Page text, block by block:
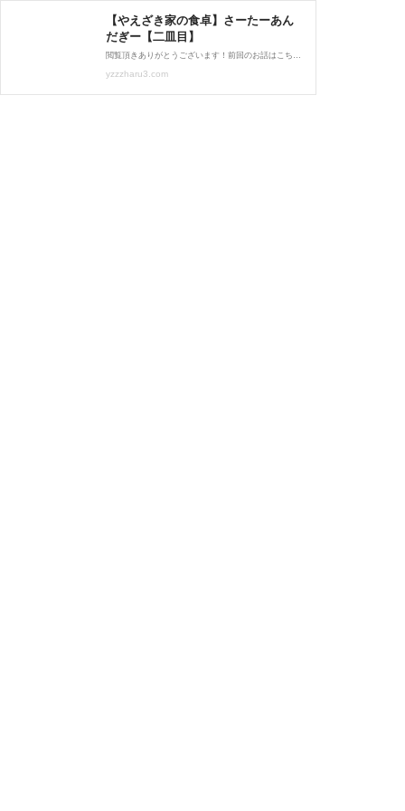
【やえざき家の食卓】さーたーあん
だぎー【二皿目】
閲覧頂きありがとうございます！前回のお話はこちらよくありませんか？何も見ずに飲み食いorテレビで美味しいものを見ながら飲み食いすると味が違ってびっくりするやつ。先入観で食べ始めると「え？しょっぱいはずでは？」と脳がびっくりするやつ。あの現象...
yzzzharu3.com